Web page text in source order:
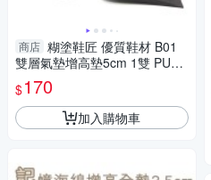
商店 糊塗鞋匠 優質鞋材 B01
雙層氣墊增高墊5cm 1雙 PU材
質 隱形增高 U型氣墊 緩壓減震
$170
加入購物車